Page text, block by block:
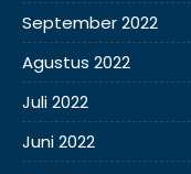
September 2022
Agustus 2022
Juli 2022
Juni 2022